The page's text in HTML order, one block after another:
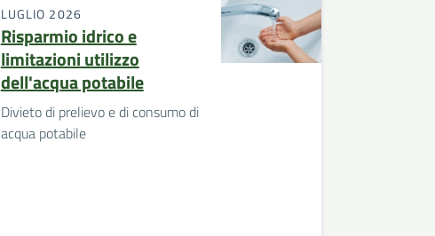
LUGLIO 2026
Risparmio idrico e
limitazioni utilizzo
dell'acqua potabile
Divieto di prelievo e di consumo di
acqua potabile